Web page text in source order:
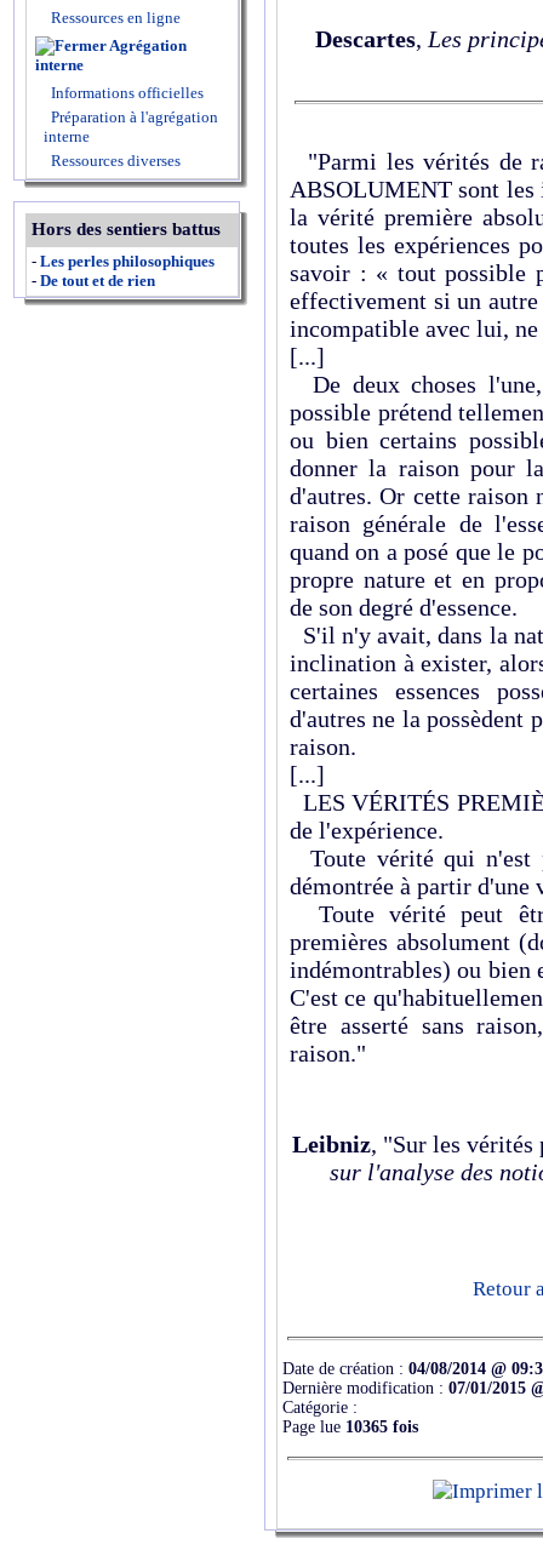
Ressources en ligne
Agrégation
interne
Informations officielles
Préparation à l'agrégation
interne
Ressources diverses
Hors des sentiers battus
- Les perles philosophiques
- De tout et de rien
Descartes, Les
"Parmi les vérités de
ABSOLUMENT sont
la vérité première
toutes les expériences
savoir : « tout possible
effectivement si un
incompatible avec lui,
[...]
De deux choses
possible prétend
ou bien certains
donner la raison pour
d'autres. Or cette raison
raison générale de
quand on a posé que le
propre nature et en
de son degré d'essence.
S'il n'y avait, dans la
inclination à exister,
certaines essences
d'autres ne la possèdent
raison.
[...]
LES VÉRITÉS
de l'expérience.
Toute vérité qui n'est
démontrée à partir d'une
Toute vérité peut
premières absolument
indémontrables) ou bien
C'est ce
être asserté sans
raison."
Leibniz, "Sur les
sur l'analyse des
Retour
Date de création : 04/08/2014 @
Dernière modification : 07/01/2015
Catégorie :
Page lue 10365 fois